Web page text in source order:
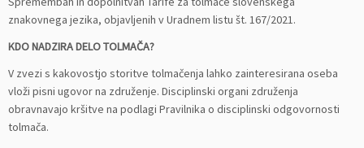
znakovnega jezika, objavljenih v Uradnem listu št. 167/2021.
KDO NADZIRA DELO TOLMAČA?
V zvezi s kakovostjo storitve tolmačenja lahko zainteresirana oseba
vloži pisni ugovor na združenje. Disciplinski organi združenja
obravnavajo kršitve na podlagi Pravilnika o disciplinski odgovornosti
tolmača.